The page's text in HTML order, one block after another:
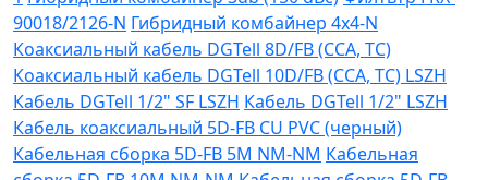
90018/2126-N Гибридный комбайнер 4х4-N
Коаксиальный кабель DGTell 8D/FB (CCA, TC)
Коаксиальный кабель DGTell 10D/FB (CCA, TC) LSZH
Кабель DGTell 1/2" SF LSZH Кабель DGTell 1/2" LSZH
Кабель коаксиальный 5D-FB CU PVC (черный)
Кабельная сборка 5D-FB 5М NM-NM Кабельная